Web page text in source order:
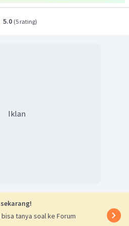
5.0 (5 rating)
Iklan
tanya soal ke Forum